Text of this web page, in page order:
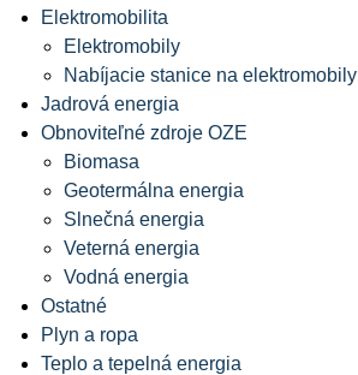
Elektromobilita
Elektromobily
Nabíjacie stanice na elektromobily
Jadrová energia
Obnoviteľné zdroje OZE
Biomasa
Geotermálna energia
Slnečná energia
Veterná energia
Vodná energia
Ostatné
Plyn a ropa
Teplo a tepelná energia